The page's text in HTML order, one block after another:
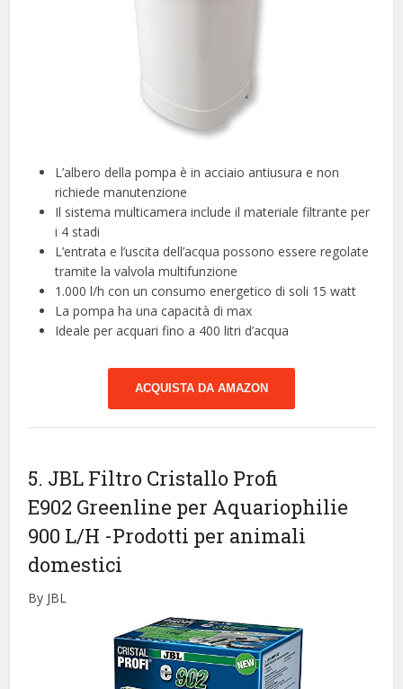
L’albero della pompa è in acciaio antiusura e non
richiede manutenzione
Il sistema multicamera include il materiale filtrante per
i 4 stadi
L’entrata e l’uscita dell’acqua possono essere regolate
tramite la valvola multifunzione
1.000 l/h con un consumo energetico di soli 15 watt
La pompa ha una capacità di max
Ideale per acquari fino a 400 litri d’acqua
ACQUISTA DA AMAZON
5. JBL Filtro Cristallo Profi
E902 Greenline per Aquariophilie
900 L/H -Prodotti per animali
domestici
By JBL